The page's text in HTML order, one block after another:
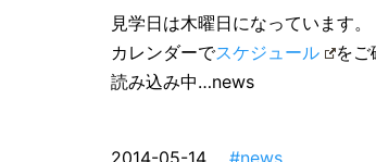
見学日は木曜日になっています。
カレンダーでスケジュール
をご
読み込み中…news